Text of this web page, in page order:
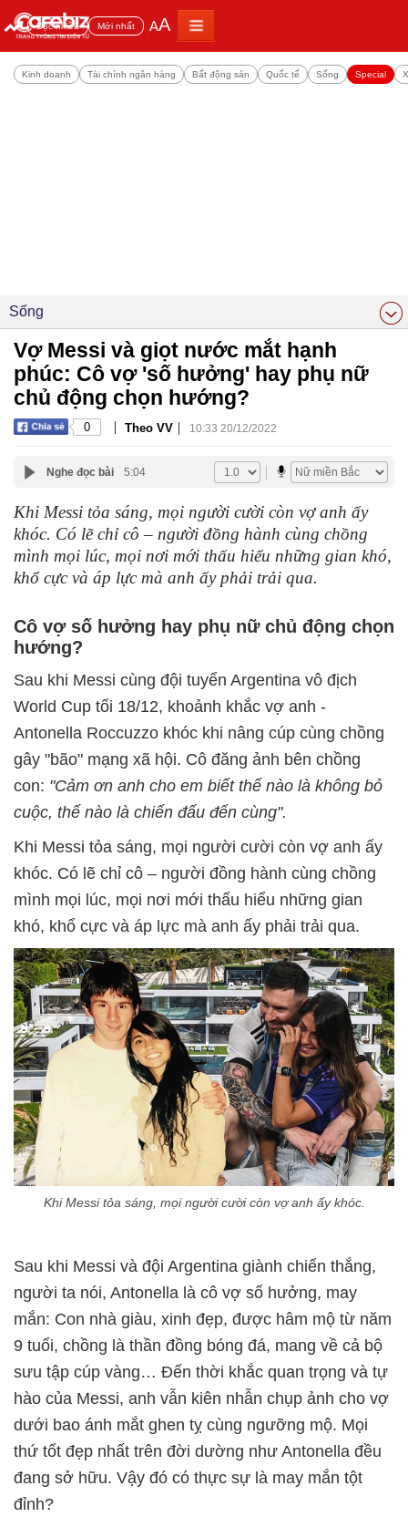
Đọc nhiều Mới nhất AA
Kinh doanh Tài chính ngân hàng Bất động sản Quốc tế Sống Special
Sống
Vợ Messi và giọt nước mắt hạnh
phúc: Cô vợ 'số hưởng' hay phụ nữ
chủ động chọn hướng?
0 | Theo VV | 10:33 20/12/2022
Nghe đọc bài 5:04
Khi Messi tỏa sáng, mọi người cười còn vợ anh ấy
khóc. Có lẽ chỉ cô – người đồng hành cùng chồng
mình mọi lúc, mọi nơi mới thấu hiểu những gian khó,
khổ cực và áp lực mà anh ấy phải trải qua.
Cô vợ số hưởng hay phụ nữ chủ động chọn
hướng?
Sau khi Messi cùng đội tuyển Argentina vô địch
World Cup tối 18/12, khoảnh khắc vợ anh -
Antonella Roccuzzo khóc khi nâng cúp cùng chồng
gây "bão" mạng xã hội. Cô đăng ảnh bên chồng
con: "Cảm ơn anh cho em biết thế nào là không bỏ
cuộc, thế nào là chiến đấu đến cùng".
Khi Messi tỏa sáng, mọi người cười còn vợ anh ấy
khóc. Có lẽ chỉ cô – người đồng hành cùng chồng
mình mọi lúc, mọi nơi mới thấu hiểu những gian
khó, khổ cực và áp lực mà anh ấy phải trải qua.
Khi Messi tỏa sáng, mọi người cười còn vợ anh ấy khóc.
Sau khi Messi và đội Argentina giành chiến thắng,
người ta nói, Antonella là cô vợ số hưởng, may
mắn: Con nhà giàu, xinh đẹp, được hâm mộ từ năm
9 tuổi, chồng là thần đồng bóng đá, mang về cả bộ
sưu tập cúp vàng… Đến thời khắc quan trọng và tự
hào của Messi, anh vẫn kiên nhẫn chụp ảnh cho vợ
dưới bao ánh mắt ghen tỵ cùng ngưỡng mộ. Mọi
thứ tốt đẹp nhất trên đời dường như Antonella đều
đang sở hữu. Vậy đó có thực sự là may mắn tột
đỉnh?